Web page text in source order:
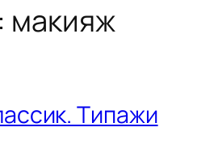
макияж
Типажи